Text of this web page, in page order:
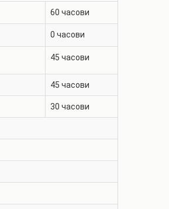
60 часови
0 часови
45 часови
45 часови
30 часови